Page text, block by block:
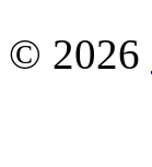
© 2026